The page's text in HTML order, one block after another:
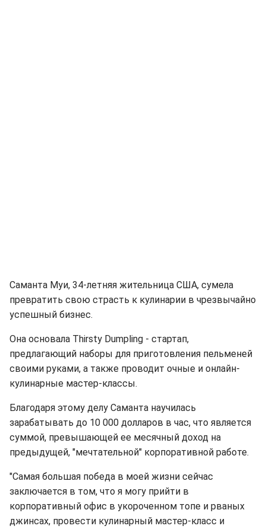
Саманта Муи, 34-летняя жительница США, сумела
превратить свою страсть к кулинарии в чрезвычайно
успешный бизнес.
Она основала Thirsty Dumpling - стартап,
предлагающий наборы для приготовления пельменей
своими руками, а также проводит очные и онлайн-
кулинарные мастер-классы.
Благодаря этому делу Саманта научилась
зарабатывать до 10 000 долларов в час, что является
суммой, превышающей ее месячный доход на
предыдущей, "мечтательной" корпоративной работе.
"Самая большая победа в моей жизни сейчас
заключается в том, что я могу прийти в
корпоративный офис в укороченном топе и рваных
джинсах, провести кулинарный мастер-класс и